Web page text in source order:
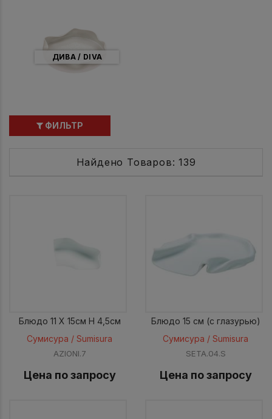
ДИВА / DIVA
ФИЛЬТР
Найдено Товаров: 139
Блюдо 11 X 15см H 4,5см
Сумисура / Sumisura
AZIONI.7
Цена по запросу
Блюдо 15 см (c глазурью)
Сумисура / Sumisura
SETA.04.S
Цена по запросу